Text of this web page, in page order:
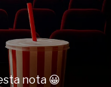
nota 😀